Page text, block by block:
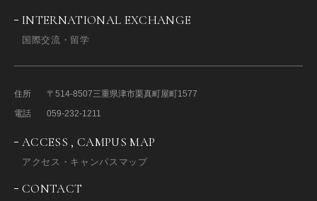
INTERNATIONAL EXCHANGE
国際交流・留学
住所 〒514-8507三重県津市栗真町屋町1577
電話
059-232-1211
ACCESS , CAMPUS MAP
アクセス・キャンパスマップ
CONTACT